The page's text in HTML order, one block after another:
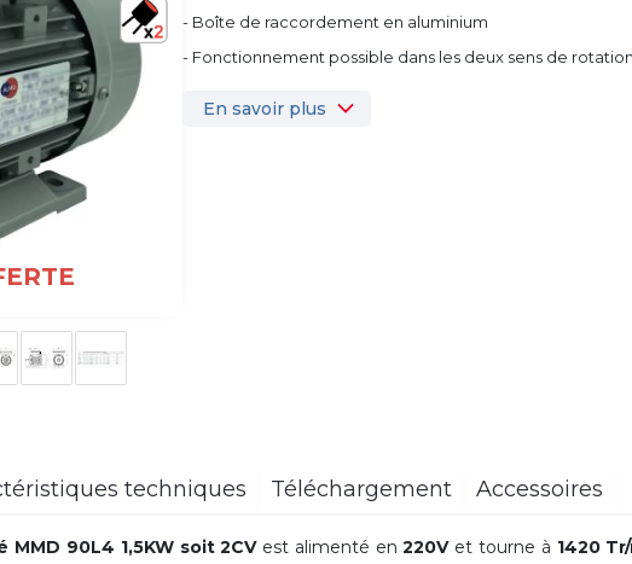
- Boîte de raccordement en aluminium
- Fonctionnement possible dans les deux sens de rotation
En savoir plus
techniques Téléchargement Accessoires
90L4 1,5KW soit 2CVest alimenté en220Vet tourne à 1420